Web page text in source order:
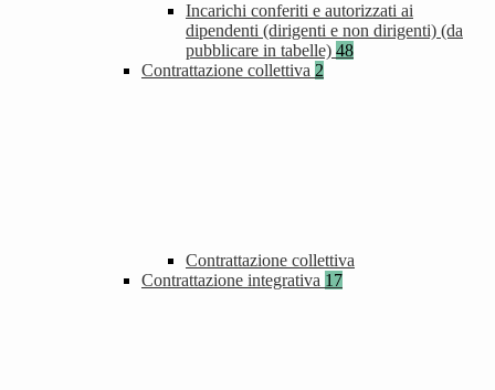
Incarichi conferiti e autorizzati ai
dipendenti (dirigenti e non dirigenti) (da
pubblicare in tabelle) 48
Contrattazione collettiva 2
Contrattazione collettiva
Contrattazione integrativa 17